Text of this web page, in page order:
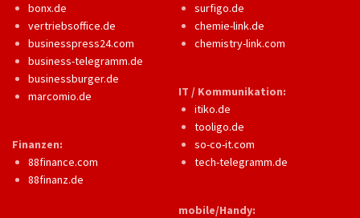
bonx.de
vertriebsoffice.de
businesspress24.com
business-telegramm.de
businessburger.de
marcomio.de
Finanzen:
88finance.com
88finanz.de
surfigo.de
chemie-link.de
chemistry-link.com
IT / Kommunikation:
itiko.de
tooligo.de
so-co-it.com
tech-telegramm.de
mobile/Handy: